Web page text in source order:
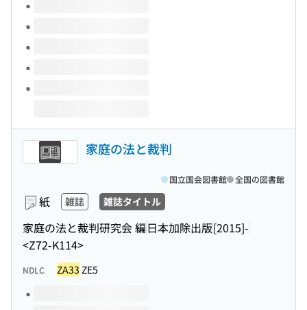
このタイトルの巻号
家庭の法と裁判
紙 雑誌 雑誌タイトル
家庭の法と裁判研究会 編日本加除出版[2015]-
<Z72-K114>
国立国会図書館 全国の図書館
NDLC ZA33 ZE5
このタイトルの巻号